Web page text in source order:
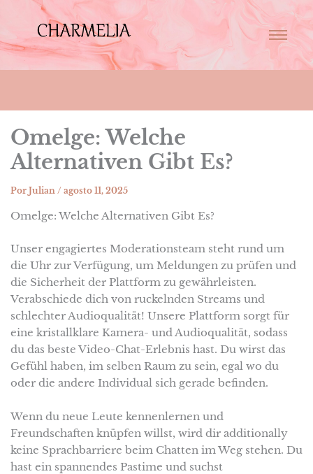
Omelge: Welche
Alternativen Gibt Es?
Por Julian / agosto 11, 2025
Omelge: Welche Alternativen Gibt Es?
Unser engagiertes Moderationsteam steht rund um
die Uhr zur Verfügung, um Meldungen zu prüfen und
die Sicherheit der Plattform zu gewährleisten.
Verabschiede dich von ruckelnden Streams und
schlechter Audioqualität! Unsere Plattform sorgt für
eine kristallklare Kamera- und Audioqualität, sodass
du das beste Video-Chat-Erlebnis hast. Du wirst das
Gefühl haben, im selben Raum zu sein, egal wo du
oder die andere Individual sich gerade befinden.
Wenn du neue Leute kennenlernen und
Freundschaften knüpfen willst, wird dir additionally
keine Sprachbarriere beim Chatten im Weg stehen. Du
hast ein spannendes Pastime und suchst